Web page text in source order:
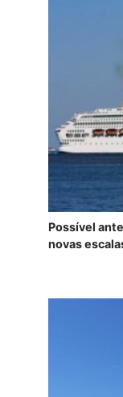
Possível
novas